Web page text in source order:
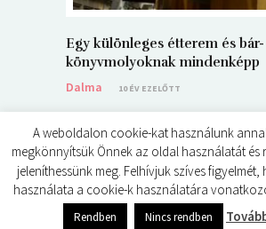
Egy különleges étterem és bár-
könyvmolyoknak mindenképp
Dalma
10 ÉV EZELŐTT
© ÉDES KIS
A weboldalon cookie-kat használunk
megkönnyítsük Önnek az oldal használatát
jeleníthessünk meg. Felhívjuk szíves
használata a cookie-k használatára
Rendben Nincs rendben